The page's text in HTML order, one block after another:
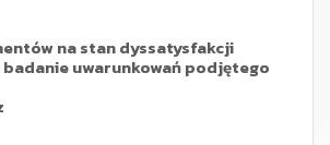
na stan dyssatysfakcji
uwarunkowań podjętego